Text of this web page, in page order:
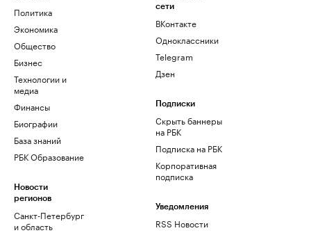
Политика
Экономика
Общество
Бизнес
Технологии и
медиа
Финансы
Биографии
База знаний
РБК Образование
Новости
регионов
Санкт-Петербург
и область
сети
ВКонтакте
Одноклассники
Telegram
Дзен
Подписки
Скрыть баннеры
на РБК
Подписка на РБК
Корпоративная
подписка
Уведомления
RSS Новости